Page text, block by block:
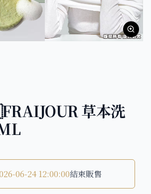
草本洗
06-24 12:00:00結束販售